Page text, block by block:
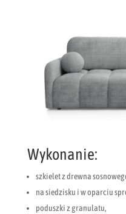
Wykonanie:
szkielet z drewna
na siedzisku i w oparciu
poduszki z granulatu,